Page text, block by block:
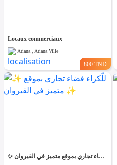
Locaux commerciaux
Ariana , Ariana Ville
800 TND
✨ للّكراء فضاء تجاري بموقع متميز في القيروان ✨